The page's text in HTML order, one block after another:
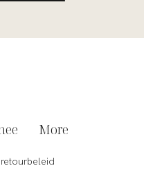
More